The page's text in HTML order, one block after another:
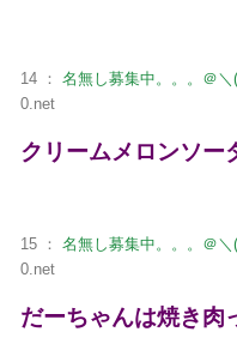
14 ： 名無し募集中。。。＠＼
0.net
クリームメロンソー
15 ： 名無し募集中。。。＠＼
0.net
だーちゃんは焼き肉